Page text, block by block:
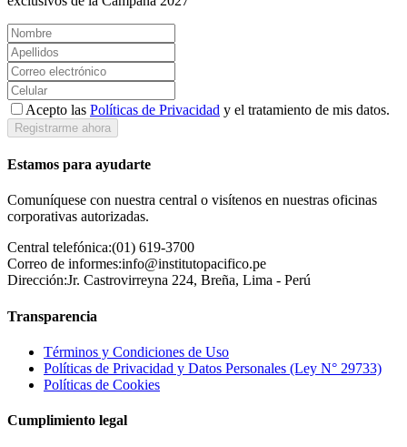
Acepto las Políticas de Privacidad y el tratamiento de mis datos.
Registrarme ahora
Estamos para ayudarte
Comuníquese con nuestra central o visítenos en nuestras oficinas
corporativas autorizadas.
Central telefónica:(01) 619-3700
Correo de informes:info@institutopacifico.pe
Dirección:Jr. Castrovirreyna 224, Breña, Lima - Perú
Transparencia
Términos y Condiciones de Uso
Políticas de Privacidad y Datos Personales (Ley N° 29733)
Políticas de Cookies
Cumplimiento legal